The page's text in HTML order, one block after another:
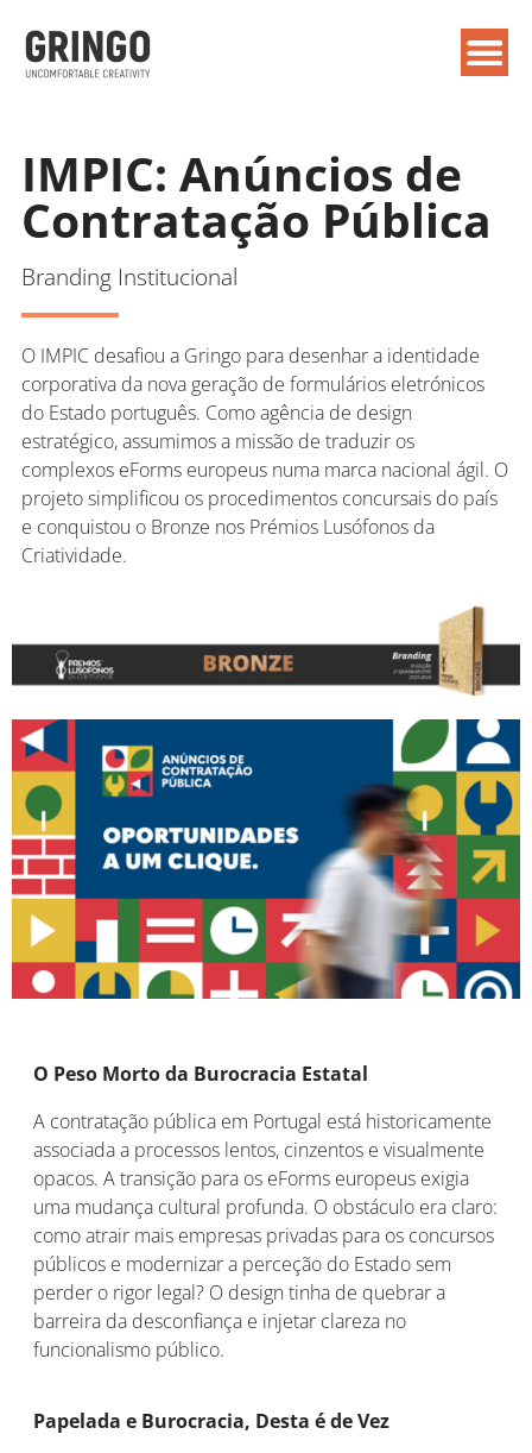
IMPIC: Anúncios de
Contratação Pública
Branding Institucional
O IMPIC desafiou a Gringo para desenhar a identidade
corporativa da nova geração de formulários eletrónicos
do Estado português. Como agência de design
estratégico, assumimos a missão de traduzir os
complexos eForms europeus numa marca nacional ágil. O
projeto simplificou os procedimentos concursais do país
e conquistou o Bronze nos Prémios Lusófonos da
Criatividade.
O Peso Morto da Burocracia Estatal
A contratação pública em Portugal está historicamente
associada a processos lentos, cinzentos e visualmente
opacos. A transição para os eForms europeus exigia
uma mudança cultural profunda. O obstáculo era claro:
como atrair mais empresas privadas para os concursos
públicos e modernizar a perceção do Estado sem
perder o rigor legal? O design tinha de quebrar a
barreira da desconfiança e injetar clareza no
funcionalismo público.
Papelada e Burocracia, Desta é de Vez